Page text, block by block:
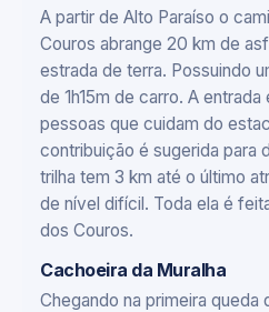
A partir de Alto Paraíso o
Couros abrange 20 km de
estrada de terra. Possuindo
de 1h15m de carro. A
pessoas que cuidam do
contribuição é sugerida para
trilha tem 3 km até o último
de nível difícil. Toda ela é
dos Couros.
Cachoeira da Muralha
Chegando na primeira queda